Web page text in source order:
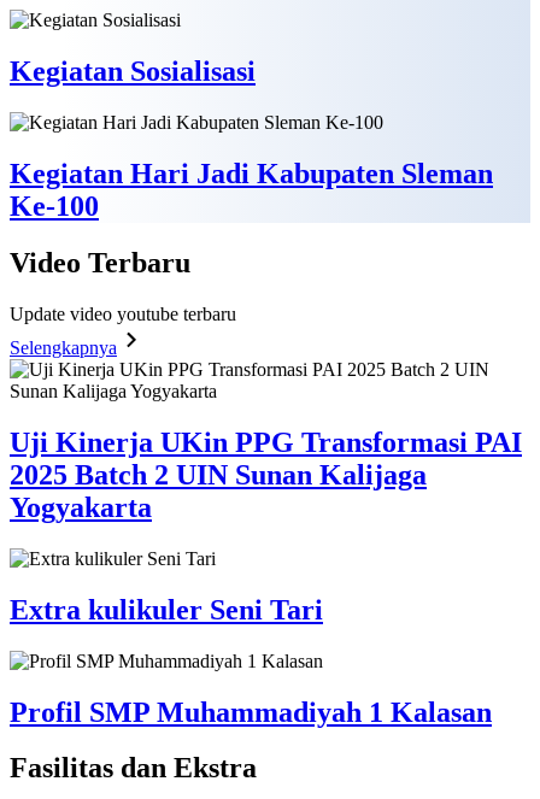
Kegiatan Sosialisasi
Kegiatan Hari Jadi Kabupaten Sleman
Ke-100
Video Terbaru
Update video youtube terbaru
Selengkapnya
Uji Kinerja UKin PPG Transformasi PAI
2025 Batch 2 UIN Sunan Kalijaga
Yogyakarta
Extra kulikuler Seni Tari
Profil SMP Muhammadiyah 1 Kalasan
Fasilitas dan Ekstra